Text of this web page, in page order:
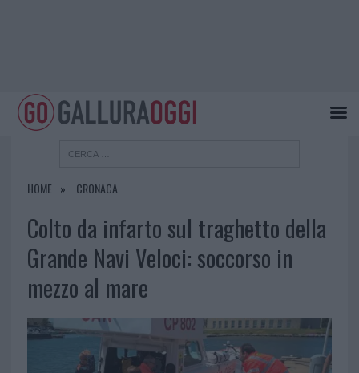
HOME CRONACA
Colto da infarto sul traghetto della
Grande Navi Veloci: soccorso in
mezzo al mare